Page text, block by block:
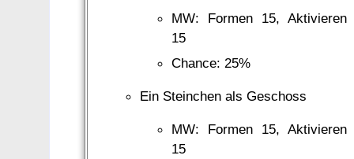
MW: Formen 15, Aktivieren
15
Chance: 25%
Ein Steinchen als Geschoss
MW: Formen 15, Aktivieren
15